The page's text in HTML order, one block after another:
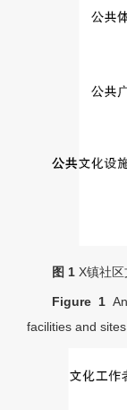
图 1 X镇社
Figure 1
facilities and